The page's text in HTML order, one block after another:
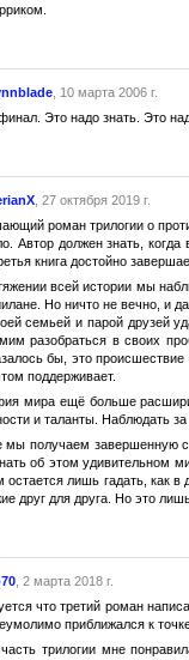
, 10 марта 2006 г.
Это надо знать. Это
, 27 октября 2019 г.
роман трилогии о
Автор должен знать,
книга достойно
всей истории мы
Но ничто не вечно, и
семьей и парой друзей
разобраться в своих
бы, это
поддерживает.
мира ещё больше
и таланты. Наблюдать
мы получаем завершенную
об этом удивительном
лишь гадать, как
друг для друга. Но это
, 2 марта 2018 г.
что третий роман
приближался к
часть трилогии мне